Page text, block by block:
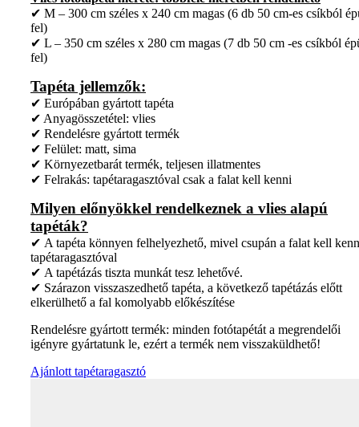
✔ M – 300 cm széles x 240 cm magas (6 db 50 cm-es csíkból
fel)
✔ L – 350 cm széles x 280 cm magas (7 db 50 cm -es csíkból
fel)
Tapéta jellemzők:
✔ Európában gyártott tapéta
✔ Anyagösszetétel: vlies
✔ Rendelésre gyártott termék
✔ Felület: matt, sima
✔ Környezetbarát termék, teljesen illatmentes
✔ Felrakás: tapétaragasztóval csak a falat kell kenni
Milyen előnyökkel rendelkeznek a vlies alapú
tapéták?
✔ A tapéta könnyen felhelyezhető, mivel csupán a falat kell
tapétaragasztóval
✔ A tapétázás tiszta munkát tesz lehetővé.
✔ Szárazon visszaszedhető tapéta, a következő tapétázás előtt
elkerülhető a fal komolyabb előkészítése
Rendelésre gyártott termék: minden fotótapétát a megrendelői
igényre gyártatunk le, ezért a termék nem visszaküldhető!
Ajánlott tapétaragasztó